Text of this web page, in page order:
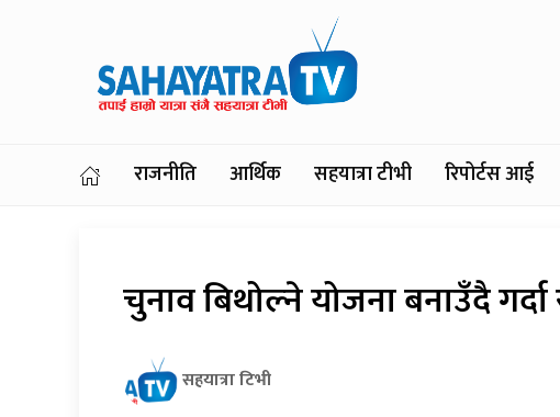
राजनीति आर्थिक सहयात्रा टीभी रिपोर्टस आई
चुनाव बिथोल्ने योजना बनाउँदै
सहयात्रा टिभी